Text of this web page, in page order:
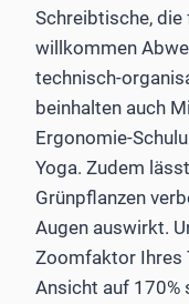
Schreibtische, die
willkommen
technisch-
beinhalten auch
Ergonomie-
Yoga. Zudem
Grünpflanzen
Augen auswirkt.
Zoomfaktor Ihres
Ansicht auf 170%